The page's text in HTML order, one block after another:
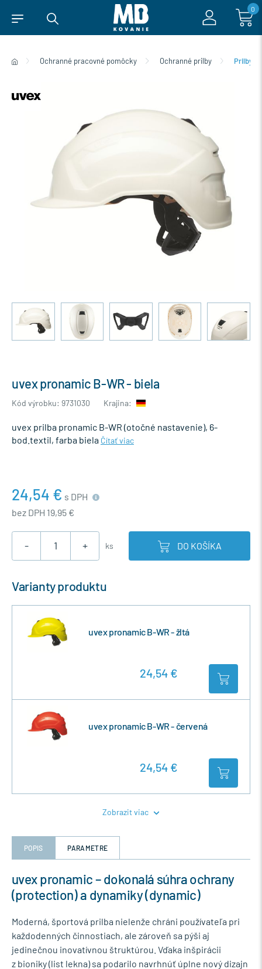
0
Ochranné pracovné pomôcky Ochranné prilby Prilby s
uvex pronamic B-WR - biela
Kód výrobku: 9731030 Krajina:
uvex prilba pronamic B-WR (otočné nastavenie), 6-
bod.textil, farba biela Čítať viac
24,54 € s DPH
bez DPH 19,95 €
- + ks DO KOŠÍKA
Varianty produktu
uvex pronamic B-WR - žltá
24,54 €
uvex pronamic B-WR - červená
24,54 €
Zobrazit viac
POPIS PARAMETRE
uvex pronamic – dokonalá súhra ochrany
(protection) a dynamiky (dynamic)
Moderná, športová prilba nielenže chráni používateľa pri
každodenných činnostiach, ale zároveň sa pýši aj
jedinečnou inovatívnou štruktúrou. Vďaka inšpirácii
z bioniky (list lekna) sa podarilo navrhnúť úplne nový dizajn